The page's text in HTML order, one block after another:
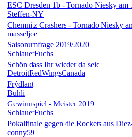
ESC Dresden 1b - Tornado Niesky am
Steffen-NY
Chemnitz Crashers - Tornado Niesky
masseljoe
Saisonumfrage 2019/2020
SchlauerFuchs
Schön dass Ihr wieder da seid
DetroitRedWingsCanada
Frýdlant
Buhli
Gewinnspiel - Meister 2019
SchlauerFuchs
Pokalfinale gegen die Rockets aus
conny59